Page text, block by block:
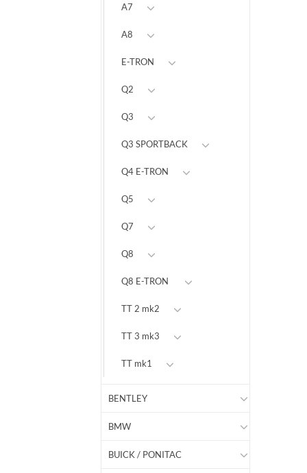
A7
A8
E-TRON
Q2
Q3
Q3 SPORTBACK
Q4 E-TRON
Q5
Q7
Q8
Q8 E-TRON
TT 2 mk2
TT 3 mk3
TT mk1
BENTLEY
BMW
BUICK / PONITAC